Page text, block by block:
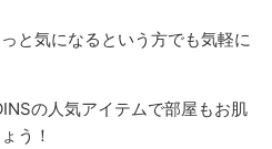
と気になるという方でも気軽に
の人気アイテムで部屋もお肌
う！